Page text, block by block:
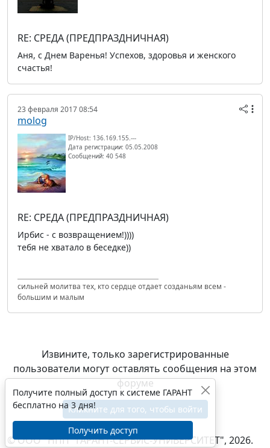
RE: СРЕДА (ПРЕДПРАЗДНИЧНАЯ)
Аня, с Днем Варенья! Успехов, здоровья и женского
счастья!
23 февраля 2017 08:54
molog
IP/Host: 136.169.155.---
Дата регистрации: 05.05.2008
Сообщений: 40 548
RE: СРЕДА (ПРЕДПРАЗДНИЧНАЯ)
Ирбис - с возвращением!))))
тебя не хватало в беседке))
сильней молитва тех, кто сердце отдает созданьям всем -
большим и малым
Извините, только зарегистрированные
пользователи могут оставлять сообщения на этом
форуме
Кликните для того, чтобы войти
© ООО "НПП "ГАРАНТ-СЕРВИС-УНИВЕРСИТЕТ", 2026.
Получите полный доступ к системе ГАРАНТ
бесплатно на 3 дня!
Получить доступ